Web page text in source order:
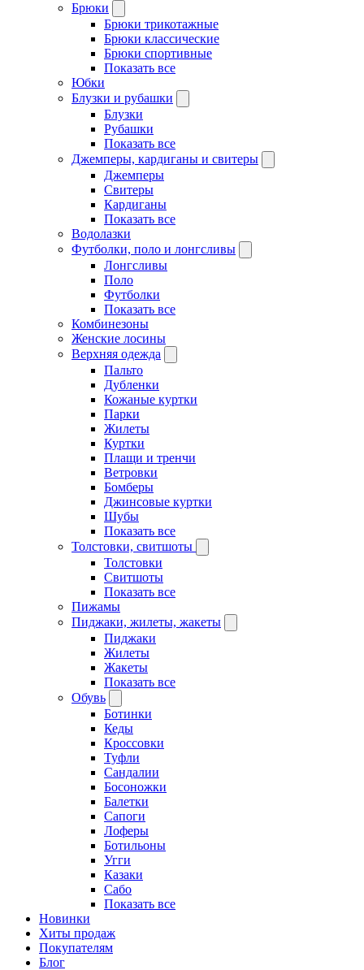
Брюки
Брюки трикотажные
Брюки классические
Брюки спортивные
Показать все
Юбки
Блузки и рубашки
Блузки
Рубашки
Показать все
Джемперы, кардиганы и свитеры
Джемперы
Свитеры
Кардиганы
Показать все
Водолазки
Футболки, поло и лонгсливы
Лонгсливы
Поло
Футболки
Показать все
Комбинезоны
Женские лосины
Верхняя одежда
Пальто
Дубленки
Кожаные куртки
Парки
Жилеты
Куртки
Плащи и тренчи
Ветровки
Бомберы
Джинсовые куртки
Шубы
Показать все
Толстовки, свитшоты
Толстовки
Свитшоты
Показать все
Пижамы
Пиджаки, жилеты, жакеты
Пиджаки
Жилеты
Жакеты
Показать все
Обувь
Ботинки
Кеды
Кроссовки
Туфли
Сандалии
Босоножки
Балетки
Сапоги
Лоферы
Ботильоны
Угги
Казаки
Сабо
Показать все
Новинки
Хиты продаж
Покупателям
Блог